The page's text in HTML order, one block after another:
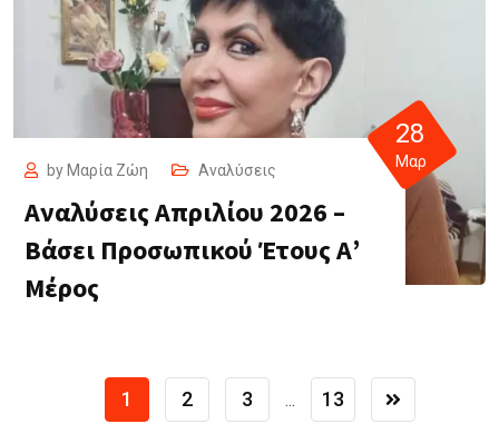
by Μαρία Ζώη Αναλύσεις
Αναλύσεις Απριλίου 2026 –
Βάσει Προσωπικού Έτους Α’
Μέρος
28
Μαρ
1 2 3 ... 13